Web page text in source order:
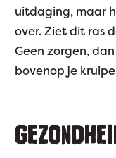
uitdaging, maar
over. Ziet dit ras
Geen zorgen,
bovenop je